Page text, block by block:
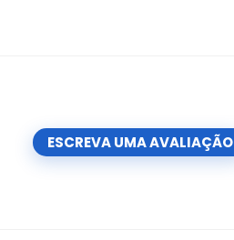
ESCREVA UMA AVALIAÇÃO